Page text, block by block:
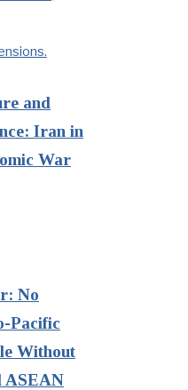
and
Iran in
War
No
Pacific
Without
ASEAN